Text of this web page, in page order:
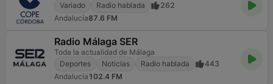
Variado Radio hablada
262
Andalucía87.6 FM
Radio Málaga SER
Toda la actualidad de Málaga
Deportes
Noticias Radio hablada
443
Andalucía 102.4 FM